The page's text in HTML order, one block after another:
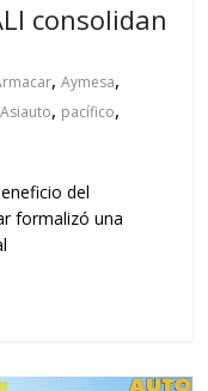
consolidan
,Aymesa,
Asiauto, pacífico,
del
formalizó una